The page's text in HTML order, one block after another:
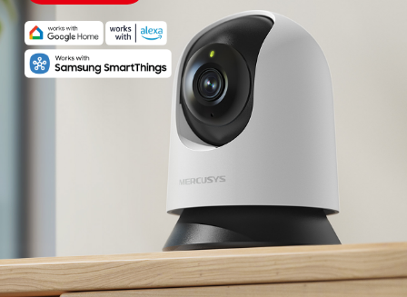
imagens indesejadas.
Controlo por voz -Compatível com o Google
Assistant e a Amazon Alexa, oferecendo controlo
mãos-livres aos utilizadores.